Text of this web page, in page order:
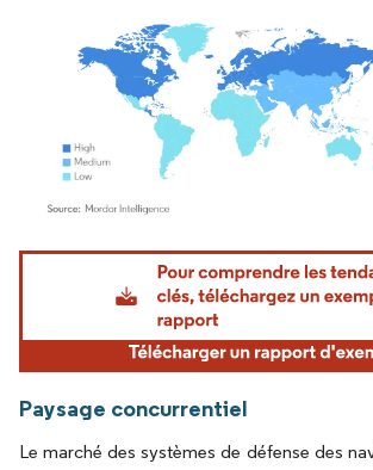
Image © Mordor Intelligence. La réutilisation nécessite
Paysage concurrentiel
Le marché des systèmes de défense des